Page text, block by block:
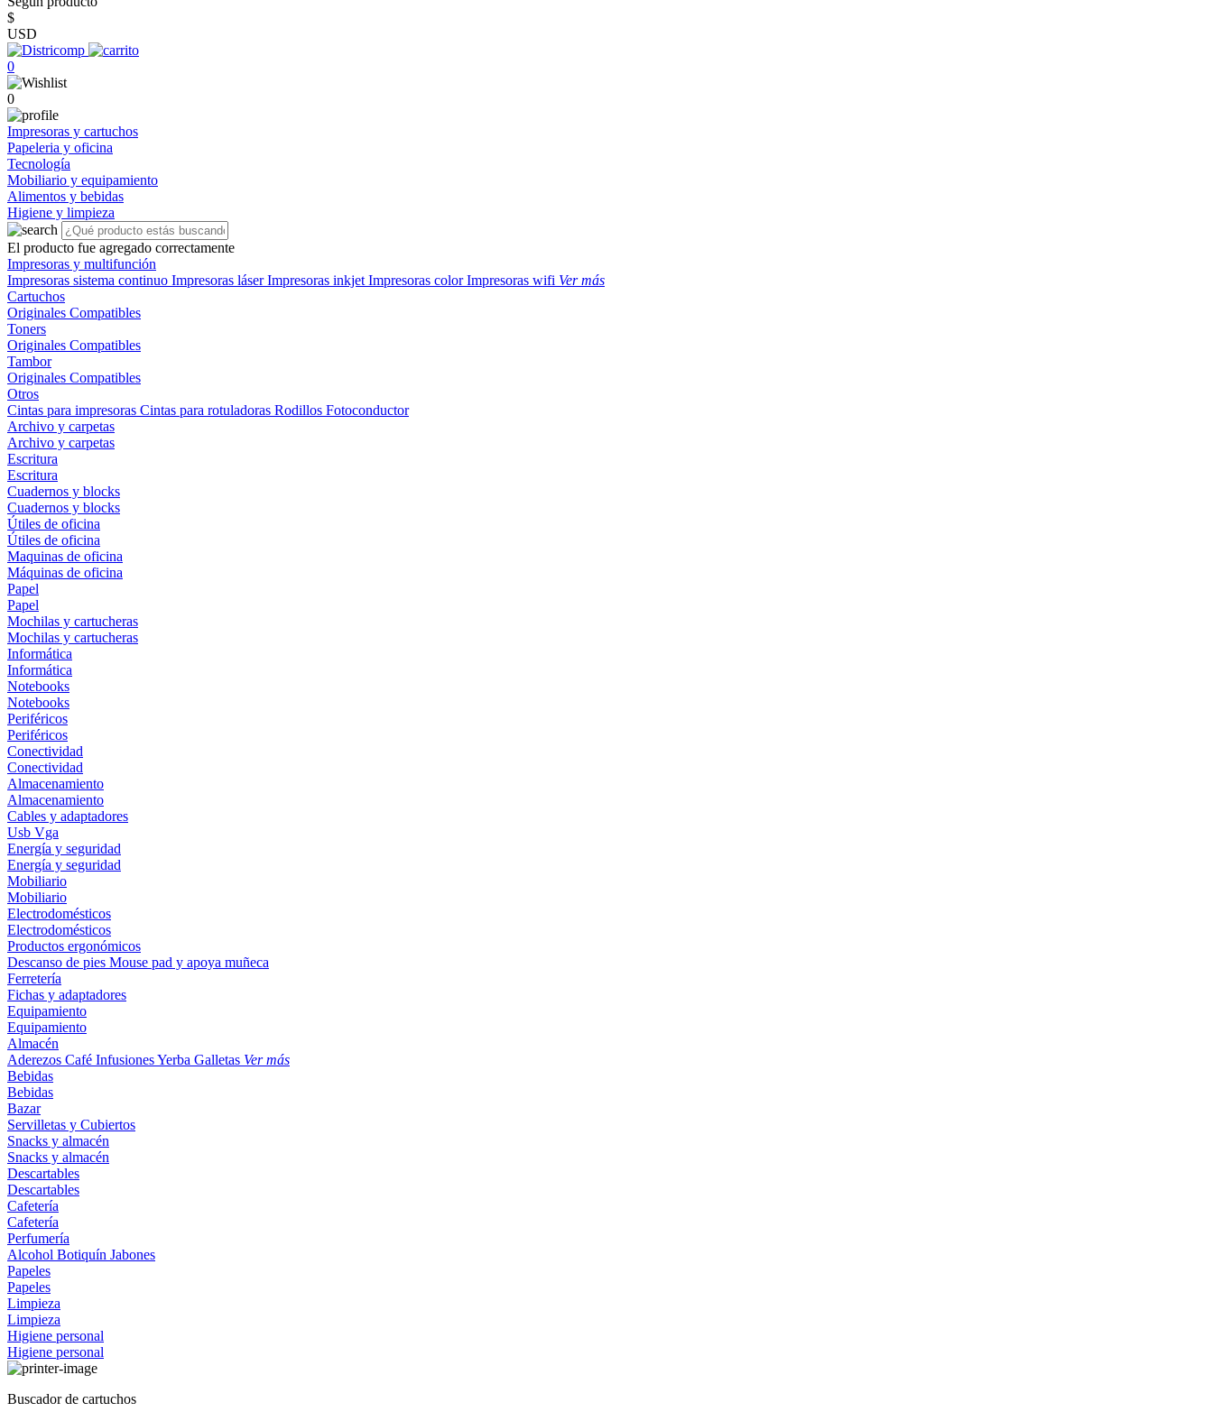
$
USD
0
0
Impresoras y cartuchos
Papeleria y oficina
Tecnología
Mobiliario y equipamiento
Alimentos y bebidas
Higiene y limpieza
El producto fue agregado correctamente
Impresoras y multifunción
Impresoras sistema continuo Impresoras láserImpresoras inkjet Impresoras colorImpresoras wifi Ver más
Cartuchos
Originales Compatibles
Toners
Originales Compatibles
Tambor
Originales Compatibles
Otros
Cintas para impresoras Cintas para rotuladoras Rodillos Fotoconductor
Archivo y carpetas
Archivo y carpetas
Escritura
Escritura
Cuadernos y blocks
Cuadernos y blocks
Útiles de oficina
Útiles de oficina
Maquinas de oficina
Máquinas de oficina
Papel
Papel
Mochilas y cartucheras
Mochilas y cartucheras
Informática
Informática
Notebooks
Notebooks
Periféricos
Periféricos
Conectividad
Conectividad
Almacenamiento
Almacenamiento
Cables y adaptadores
Usb Vga
Energía y seguridad
Energía y seguridad
Mobiliario
Mobiliario
Electrodomésticos
Electrodomésticos
Productos ergonómicos
Descanso de pies Mouse pad y apoya muñeca
Ferretería
Fichas y adaptadores
Equipamiento
Equipamiento
Almacén
Aderezos Café InfusionesYerba Galletas Ver más
Bebidas
Bebidas
Bazar
Servilletas y Cubiertos
Snacks y almacén
Snacks y almacén
Descartables
Descartables
Cafetería
Cafetería
Perfumería
Alcohol Botiquín Jabones
Papeles
Papeles
Limpieza
Limpieza
Higiene personal
Higiene personal
Buscador de cartuchos